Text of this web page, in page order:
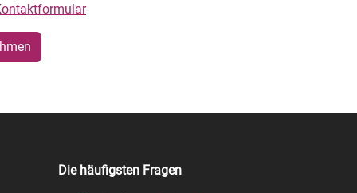
und -sicherheit zu erhöhen.
Die häufigsten Fragen